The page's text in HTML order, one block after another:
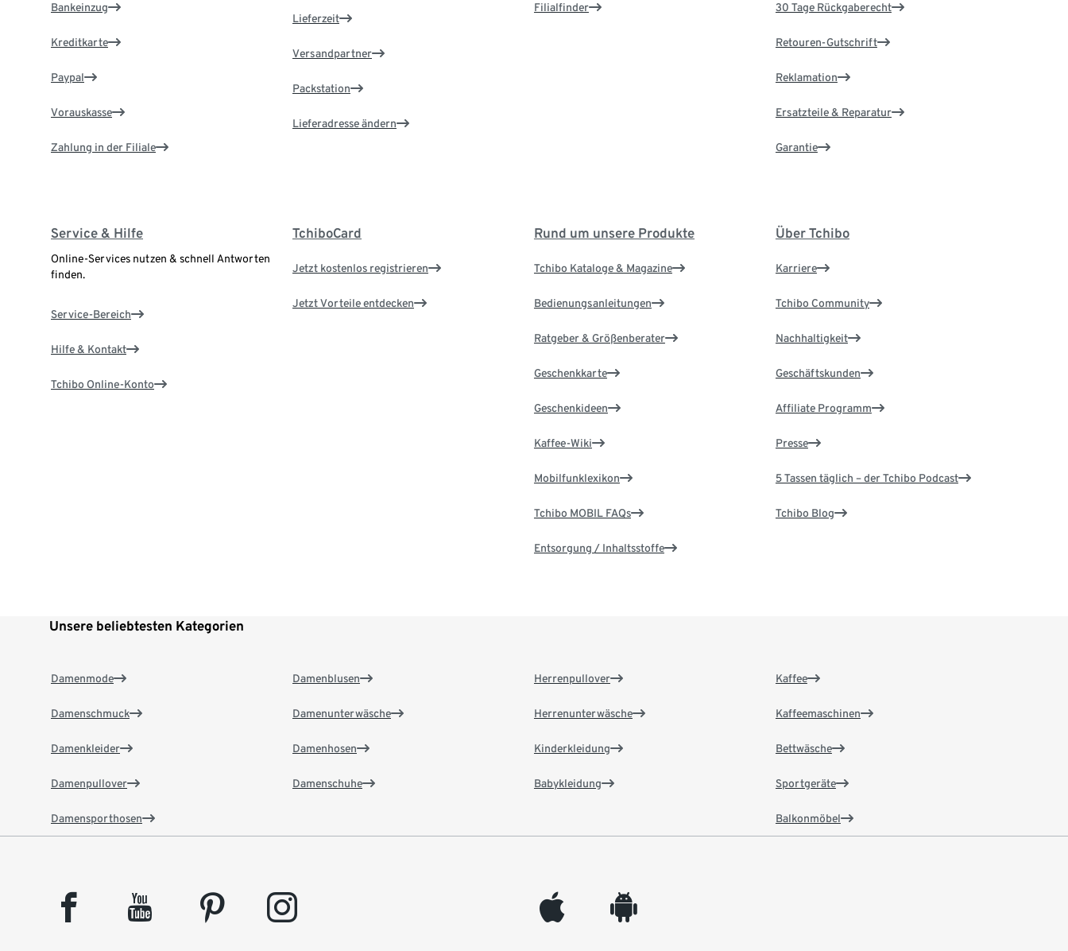
Bankeinzug
Kreditkarte
Paypal
Vorauskasse
Zahlung in der Filiale
Lieferzeit
Versandpartner
Packstation
Lieferadresse ändern
Filialfinder 30 Tage Rückgaberecht
Retouren-Gutschrift
Reklamation
Ersatzteile & Reparatur
Garantie
Service & Hilfe
Online-Services nutzen & schnell Antworten
finden.
Service-Bereich
Hilfe & Kontakt
Tchibo Online-Konto
TchiboCard
Jetzt kostenlos registrieren
Jetzt Vorteile entdecken
Rund um unsere Produkte
Tchibo Kataloge & Magazine
Bedienungsanleitungen
Ratgeber & Größenberater
Geschenkkarte
Geschenkideen
Kaffee-Wiki
Mobilfunklexikon
Tchibo MOBIL FAQs
Entsorgung / Inhaltsstoffe
Über Tchibo
Karriere
Tchibo Community
Nachhaltigkeit
Geschäftskunden
Affiliate Programm
Presse
5 Tassen täglich – der Tchibo Podcast
Tchibo Blog
Unsere beliebtesten Kategorien
Damenmode
Damenschmuck
Damenkleider
Damenpullover
Damensporthosen
Damenblusen
Damenunterwäsche
Damenhosen
Damenschuhe
Herrenpullover
Herrenunterwäsche
Kinderkleidung
Babykleidung
Kaffee
Kaffeemaschinen
Bettwäsche
Sportgeräte
Balkonmöbel
facebook youtube pinterest instagram appleinc android